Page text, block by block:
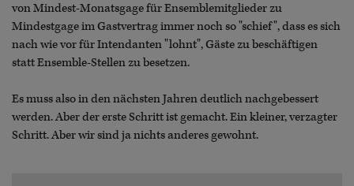
von Mindest-Monatsgage für Ensemblemitglieder zu
Mindestgage im Gastvertrag immer noch so "schief", dass es sich
nach wie vor für Intendanten "lohnt", Gäste zu beschäftigen
statt Ensemble-Stellen zu besetzen.
Es muss also in den nächsten Jahren deutlich nachgebessert
werden. Aber der erste Schritt ist gemacht. Ein kleiner, verzagter
Schritt. Aber wir sind ja nichts anderes gewohnt.